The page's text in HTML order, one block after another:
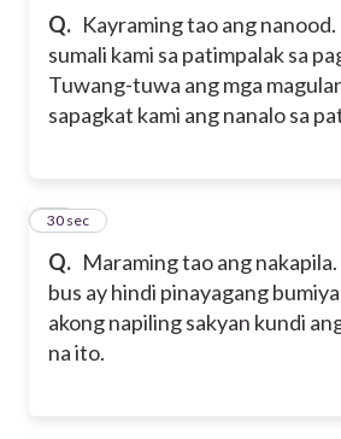
Q. Kayraming tao ang nanood.
sumali kami sa patimpalak sa
Tuwang-tuwa ang mga
sapagkat kami ang nanalo sa
Q. Maraming tao ang
bus ay hindi pinayagang
akong napiling sakyan kundi
na ito.
12
30 sec